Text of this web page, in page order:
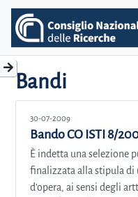
Bandi
30-07-2009
Bando CO ISTI 8/
È indetta una selezione
finalizzata alla stipula di
d'opera, ai sensi degli